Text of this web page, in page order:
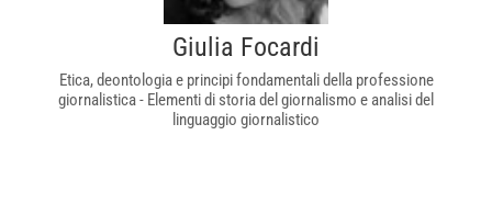
Giulia Focardi
Etica, deontologia e principi fondamentali della professione
giornalistica - Elementi di storia del giornalismo e analisi del
linguaggio giornalistico